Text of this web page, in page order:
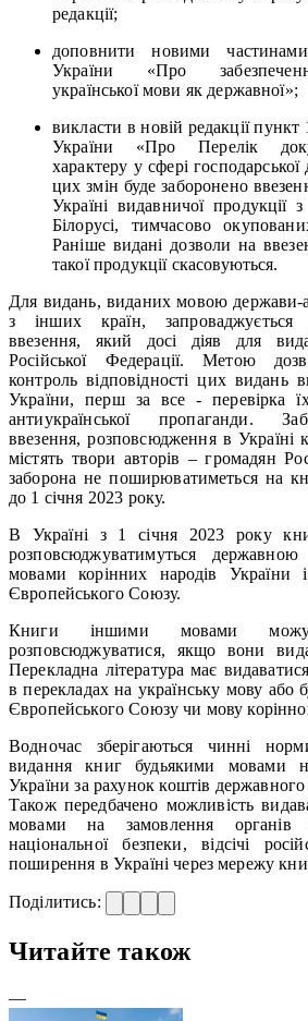
редакції;
доповнити новими
України «Про
української мови як державної»;
викласти в новій редакції
України «Про Перелік
характеру у сфері господарської
цих змін буде заборонено
Україні видавничої продукції з
Білорусі, тимчасово
Раніше видані дозволи на
такої продукції скасовуються.
Для видань, виданих мовою держави-
з інших країн, запроваджується
ввезення, який досі діяв для
Російської Федерації. Метою
контроль відповідності цих видань
України, перш за все - перевірка
антиукраїнської пропаганди.
ввезення, розповсюдження в
містять твори авторів – громадян
заборона не поширюватиметься на
до 1 січня 2023 року.
В Україні з 1 січня 2023 року
розповсюджуватимуться
мовами корінних народів України
Європейського Союзу.
Книги іншими мовами
розповсюджуватися, якщо вони
Перекладна література має
в перекладах на українську мову або
Європейського Союзу чи мову
Водночас зберігаються чинні
видання книг будьякими мовами
України за рахунок коштів
Також передбачено можливість
мовами на замовлення органів
національної безпеки, відсічі
поширення в Україні через мережу
Поділитись:
Читайте також
—